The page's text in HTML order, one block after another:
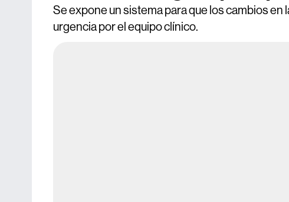
Se expone un sistema para que los cambios
urgencia por el equipo clínico.